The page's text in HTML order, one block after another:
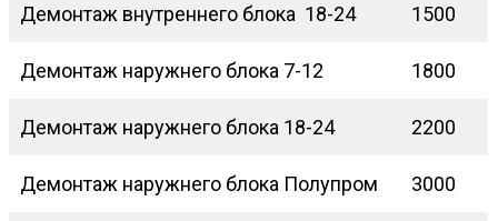
Демонтаж внутреннего блока 18-24 1500
Демонтаж наружнего блока 7-12 1800
Демонтаж наружнего блока 18-24 2200
Демонтаж наружнего блока Полупром 3000